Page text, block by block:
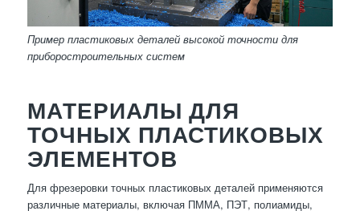
Пример пластиковых деталей высокой точности для
приборостроительных систем
МАТЕРИАЛЫ ДЛЯ
ТОЧНЫХ ПЛАСТИКОВЫХ
ЭЛЕМЕНТОВ
Для фрезеровки точных пластиковых деталей применяются
различные материалы, включая ПММА, ПЭТ, полиамиды,